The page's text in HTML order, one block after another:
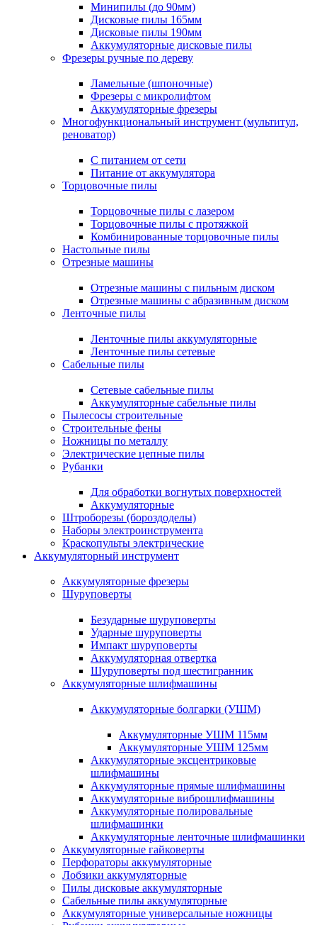
Минипилы (до 90мм)
Дисковые пилы 165мм
Дисковые пилы 190мм
Аккумуляторные дисковые пилы
Фрезеры ручные по дереву
Ламельные (шпоночные)
Фрезеры с микролифтом
Аккумуляторные фрезеры
Многофункциональный инструмент (мультитул,
реноватор)
С питанием от сети
Питание от аккумулятора
Торцовочные пилы
Торцовочные пилы с лазером
Торцовочные пилы с протяжкой
Комбинированные торцовочные пилы
Настольные пилы
Отрезные машины
Отрезные машины с пильным диском
Отрезные машины с абразивным диском
Ленточные пилы
Ленточные пилы аккумуляторные
Ленточные пилы сетевые
Сабельные пилы
Сетевые сабельные пилы
Аккумуляторные сабельные пилы
Пылесосы строительные
Строительные фены
Ножницы по металлу
Электрические цепные пилы
Рубанки
Для обработки вогнутых поверхностей
Аккумуляторные
Штроборезы (бороздоделы)
Наборы электроинструмента
Краскопульты электрические
Аккумуляторный инструмент
Аккумуляторные фрезеры
Шуруповерты
Безударные шуруповерты
Ударные шуруповерты
Импакт шуруповерты
Аккумуляторная отвертка
Шуруповерты под шестигранник
Аккумуляторные шлифмашины
Аккумуляторные болгарки (УШМ)
Аккумуляторные УШМ 115мм
Аккумуляторные УШМ 125мм
Аккумуляторные эксцентриковые
шлифмашины
Аккумуляторные прямые шлифмашины
Аккумуляторные виброшлифмашины
Аккумуляторные полировальные
шлифмашинки
Аккумуляторные ленточные шлифмашинки
Аккумуляторные гайковерты
Перфораторы аккумуляторные
Лобзики аккумуляторные
Пилы дисковые аккумуляторные
Сабельные пилы аккумуляторные
Аккумуляторные универсальные ножницы